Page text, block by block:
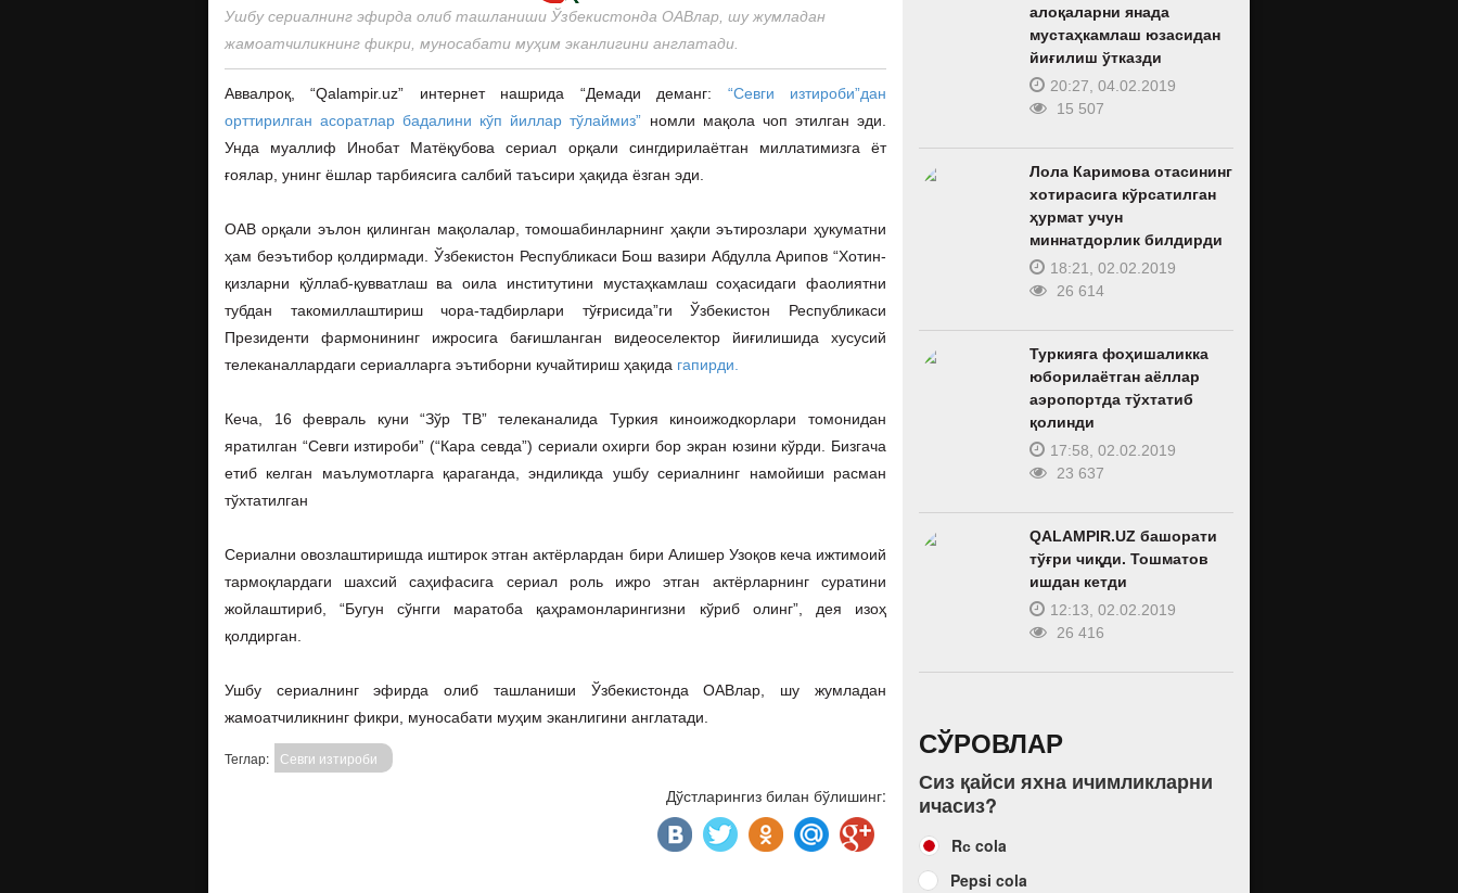
Ушбу сериалнинг эфирда олиб ташланиши Ўзбекистонда ОАВлар, шу жумладан
жамоатчиликнинг фикри, муносабати муҳим эканлигини англатади.
Аввалроқ, “Qalampir.uz” интернет нашрида “Демади деманг: “Севги изтироби”дан
орттирилган асоратлар бадалини кўп йиллар тўлаймиз” номли мақола чоп этилган эди.
Унда муаллиф Инобат Матёқубова сериал орқали сингдирилаётган миллатимизга ёт
ғоялар, унинг ёшлар тарбиясига салбий таъсири ҳақида ёзган эди.
ОАВ орқали эълон қилинган мақолалар, томошабинларнинг ҳақли эътирозлари ҳукуматни
ҳам беэътибор қолдирмади. Ўзбекистон Республикаси Бош вазири Абдулла Арипов “Хотин-
қизларни қўллаб-қувватлаш ва оила институтини мустаҳкамлаш соҳасидаги фаолиятни
тубдан такомиллаштириш чора-тадбирлари тўғрисида”ги Ўзбекистон Республикаси
Президенти фармонининг ижросига бағишланган видеоселектор йиғилишида хусусий
телеканаллардаги сериалларга эътиборни кучайтириш ҳақида гапирди.
Кеча, 16 февраль куни “Зўр ТВ” телеканалида Туркия киноижодкорлари томонидан
яратилган “Севги изтироби” (“Кара севда”) сериали охирги бор экран юзини кўрди. Бизгача
етиб келган маълумотларга қараганда, эндиликда ушбу сериалнинг намойиши расман
тўхтатилган
Сериални овозлаштиришда иштирок этган актёрлардан бири Алишер Узоқов кеча ижтимоий
тармоқлардаги шахсий саҳифасига сериал роль ижро этган актёрларнинг суратини
жойлаштириб, “Бугун сўнгги маратоба қаҳрамонларингизни кўриб олинг”, дея изоҳ
қолдирган.
Ушбу сериалнинг эфирда олиб ташланиши Ўзбекистонда ОАВлар, шу жумладан
жамоатчиликнинг фикри, муносабати муҳим эканлигини англатади.
Теглар: Севги изтироби
Дўстларингиз билан бўлишинг:
алоқаларни янада
мустаҳкамлаш юзасидан
йиғилиш ўтказди
20:27, 04.02.2019
15 507
Лола Каримова отасининг
хотирасига кўрсатилган
ҳурмат учун
миннатдорлик билдирди
18:21, 02.02.2019
26 614
Туркияга фоҳишаликка
юборилаётган аёллар
аэропортда тўхтатиб
қолинди
17:58, 02.02.2019
23 637
QALAMPIR.UZ башорати
тўғри чиқди. Тошматов
ишдан кетди
12:13, 02.02.2019
26 416
СЎРОВЛАР
Сиз қайси яхна ичимликларни
ичасиз?
Rс cola
Pepsi cola